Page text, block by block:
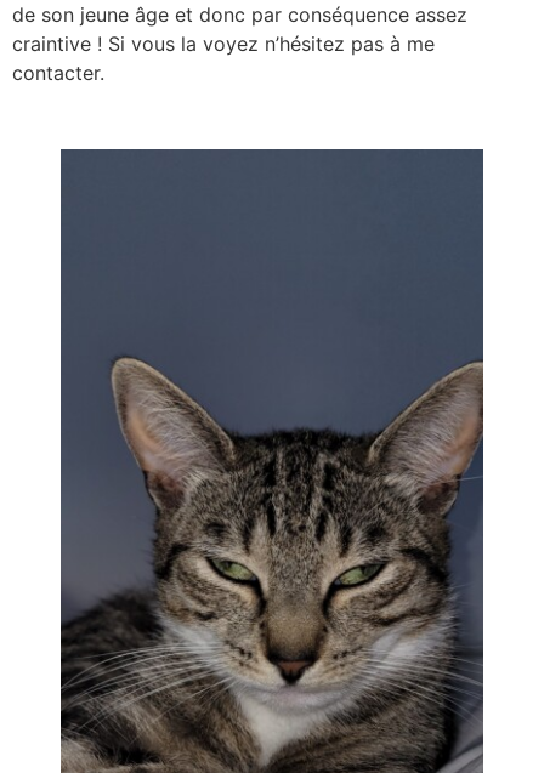
de son jeune âge et donc par conséquence assez
craintive ! Si vous la voyez n’hésitez pas à me
contacter.